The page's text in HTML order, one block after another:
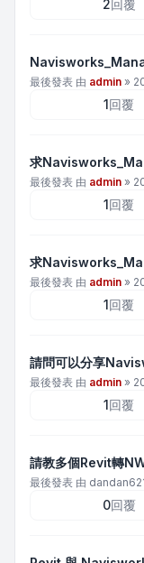
2回覆
最後發表 由 admin »
1回覆
求
最後發表 由 admin »
1回覆
求
最後發表 由 admin »
1回覆
請問可以分享
最後發表 由 admin »
1回覆
請教多個Revit轉
最後發表 由
0回覆